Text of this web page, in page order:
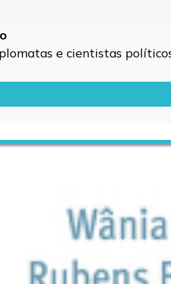
e cientistas